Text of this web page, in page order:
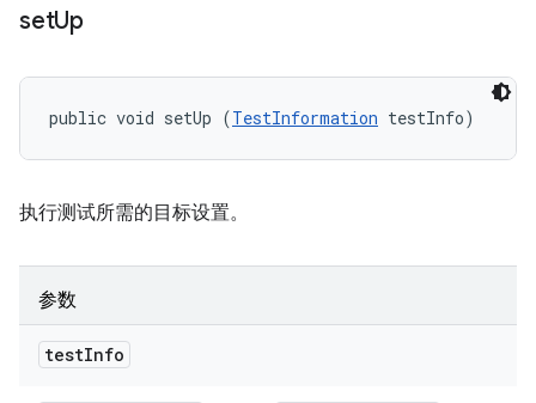
setUp
public void setUp (TestInformation testInfo)
执行测试所需的目标设置。
参数
testInfo